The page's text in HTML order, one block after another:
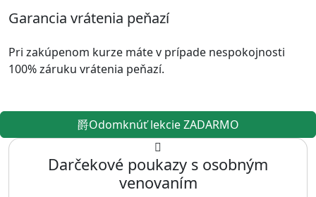
Garancia vrátenia peňazí
Pri zakúpenom kurze máte v prípade nespokojnosti
100% záruku vrátenia peňazí.
Odomknúť lekcie ZADARMO
Darčekové poukazy s osobným
venovaním